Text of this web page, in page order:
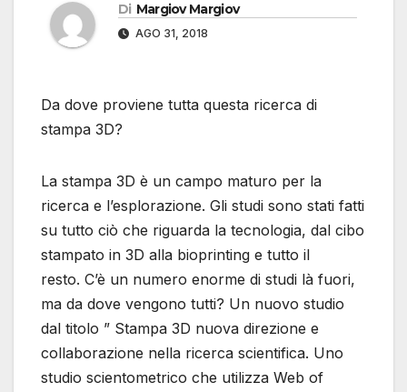
Di Margiov Margiov
AGO 31, 2018
Da dove proviene tutta questa ricerca di
stampa 3D?
La stampa 3D è un campo maturo per la
ricerca e l’esplorazione. Gli studi sono stati fatti
su tutto ciò che riguarda la tecnologia, dal cibo
stampato in 3D alla bioprinting e tutto il
resto. C’è un numero enorme di studi là fuori,
ma da dove vengono tutti? Un nuovo studio
dal titolo ” Stampa 3D nuova direzione e
collaborazione nella ricerca scientifica. Uno
studio scientometrico che utilizza Web of